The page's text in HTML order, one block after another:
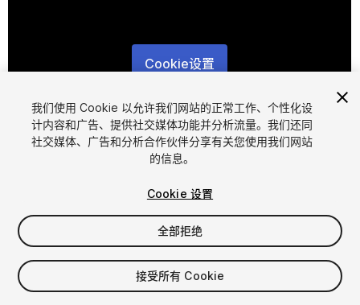
Cookie设置
1/6
$15
增值税将在结算时计算
我们使用 Cookie 以允许我们网站的正常工作、个性化设
计内容和广告、提供社交媒体功能并分析流量。我们还同
社交媒体、广告和分析合作伙伴分享有关您使用我们网站
的信息。
Cookie 设置
全部拒绝
接受所有 Cookie